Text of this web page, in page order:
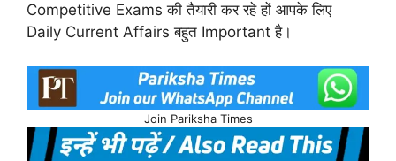
Competitive Exams की तैयारी कर रहे हों आपके लिए
Daily Current Affairs बहुत Important है।
Join Pariksha Times